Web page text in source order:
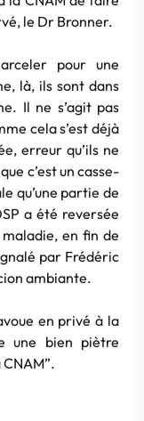
le Dr Bronner.
pour une
là, ils sont dans
Il ne s’agit pas
cela s’est déjà
erreur qu’ils ne
c’est un casse-
qu’une partie de
a été reversée
en fin de
par Frédéric
ambiante.
en privé à la
une bien piètre